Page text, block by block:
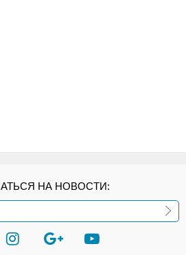
НА НОВОСТИ: